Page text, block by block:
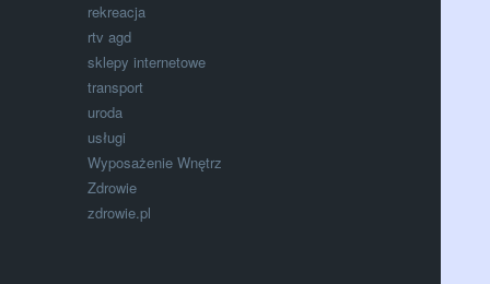
rekreacja
rtv agd
sklepy internetowe
transport
uroda
usługi
Wyposażenie Wnętrz
Zdrowie
zdrowie.pl